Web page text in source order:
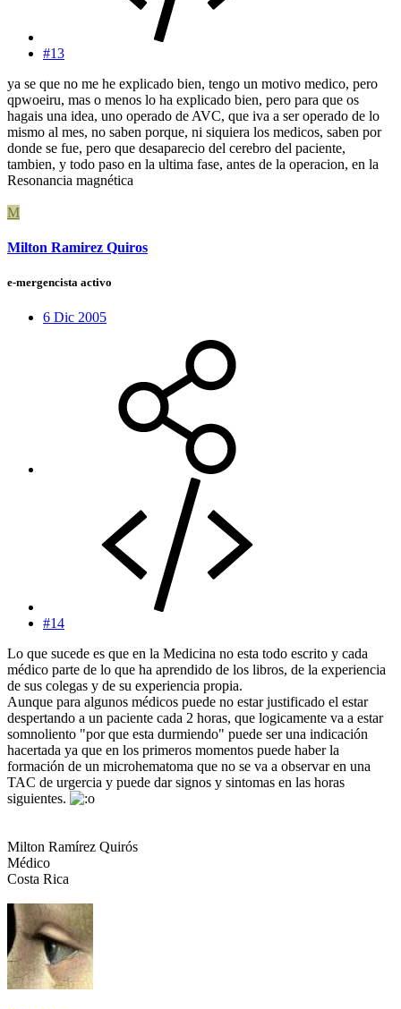
#13
ya se que no me he explicado bien, tengo un motivo medico, pero
qpwoeiru, mas o menos lo ha explicado bien, pero para que os
hagais una idea, uno operado de AVC, que iva a ser operado de lo
mismo al mes, no saben porque, ni siquiera los medicos, saben por
donde se fue, pero que desaparecio del cerebro del paciente,
tambien, y todo paso en la ultima fase, antes de la operacion, en la
Resonancia magnética
M
Milton Ramirez Quiros
e-mergencista activo
6 Dic 2005
#14
Lo que sucede es que en la Medicina no esta todo escrito y cada
médico parte de lo que ha aprendido de los libros, de la experiencia
de sus colegas y de su experiencia propia.
Aunque para algunos médicos puede no estar justificado el estar
despertando a un paciente cada 2 horas, que logicamente va a estar
somnoliento "por que esta durmiendo" puede ser una indicación
hacertada ya que en los primeros momentos puede haber la
formación de un microhematoma que no se va a observar en una
TAC de urgercia y puede dar signos y sintomas en las horas
siguientes.
Milton Ramírez Quirós
Médico
Costa Rica